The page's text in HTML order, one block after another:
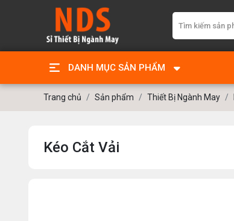
DANH MỤC SẢN PHẨM
Trang chủ Sản phẩm Thiết Bị Ngành May
Kéo Cắt Vải